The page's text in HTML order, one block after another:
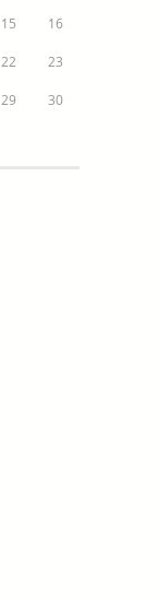
15 16
22 23
29 30